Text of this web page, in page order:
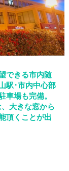
できる市内随
駅･市内中心部
車場も完備。
大きな窓から
頂くことが出